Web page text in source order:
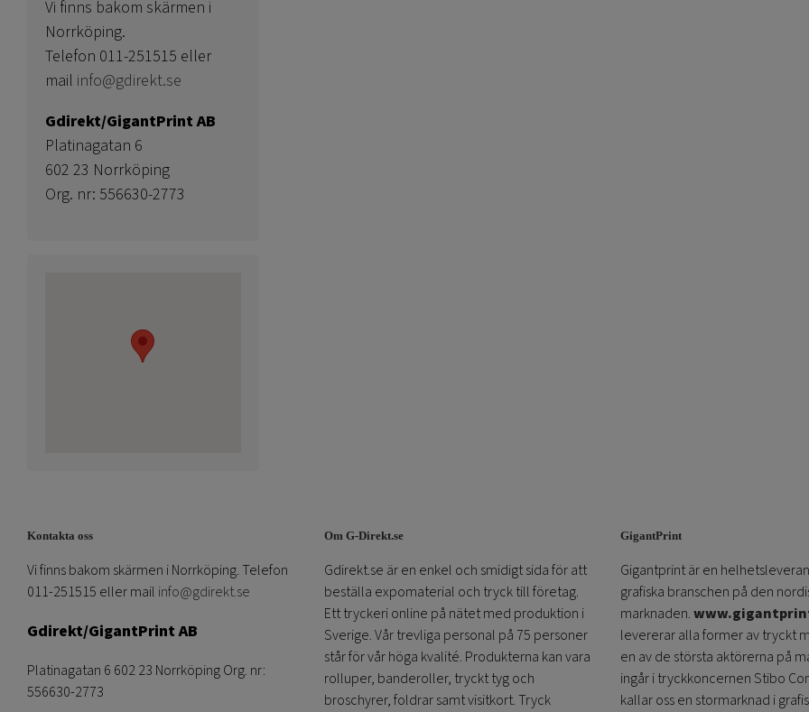
Vi finns bakom skärmen i
Norrköping.
Telefon 011-251515 eller
mail info@gdirekt.se
Gdirekt/GigantPrint AB
Platinagatan 6
602 23 Norrköping
Org. nr: 556630-2773
Kontakta oss
Vi finns bakom skärmen i Norrköping. Telefon
011-251515 eller mail info@gdirekt.se
Gdirekt/GigantPrint AB
Platinagatan 6 602 23 Norrköping Org. nr:
556630-2773
Om G-Direkt.se
Gdirekt.se är en enkel och smidigt sida för att
beställa expomaterial och tryck till företag.
Ett tryckeri online på nätet med produktion i
Sverige. Vår trevliga personal på 75 personer
står för vår höga kvalité. Produkterna kan vara
rolluper, banderoller, tryckt tyg och
broschyrer, foldrar samt visitkort. Tryck
GigantPrint
Gigantprint är en
grafiska branschen på den
marknaden.
levererar alla former av tryckt
en av de största aktörerna på
ingår i tryckkoncernen Stibo
kallar oss en stormarknad i